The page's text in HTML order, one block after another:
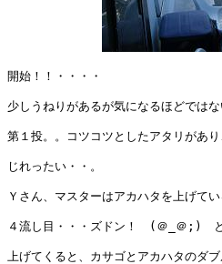
開始！！・・・・
少しうねりがあるが気になるほどではな
第１投。。コツコツとしたアタリがあ
じれったい・・。
Ｙさん、マスターはアカハタを上げてい
４流し目・・・ズドン！　(＠_＠;)
上げてくると、カサゴとアカハタのダ